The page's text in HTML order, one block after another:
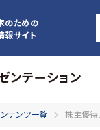
のための
報サイト
ンテーション
テンツ一覧 株主優待